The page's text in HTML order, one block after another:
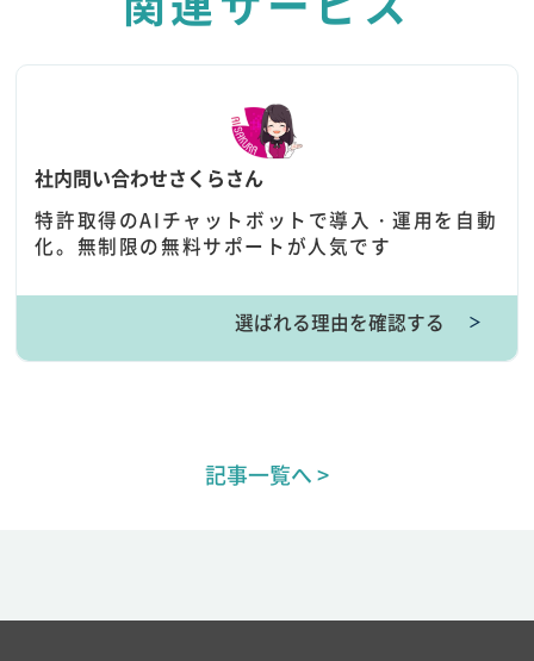
社内問い合わせさくらさん
特許取得のAIチャットボットで導入・運用を自動
化。無制限の無料サポートが人気です
選ばれる理由を確認する ＞
記事一覧へ >